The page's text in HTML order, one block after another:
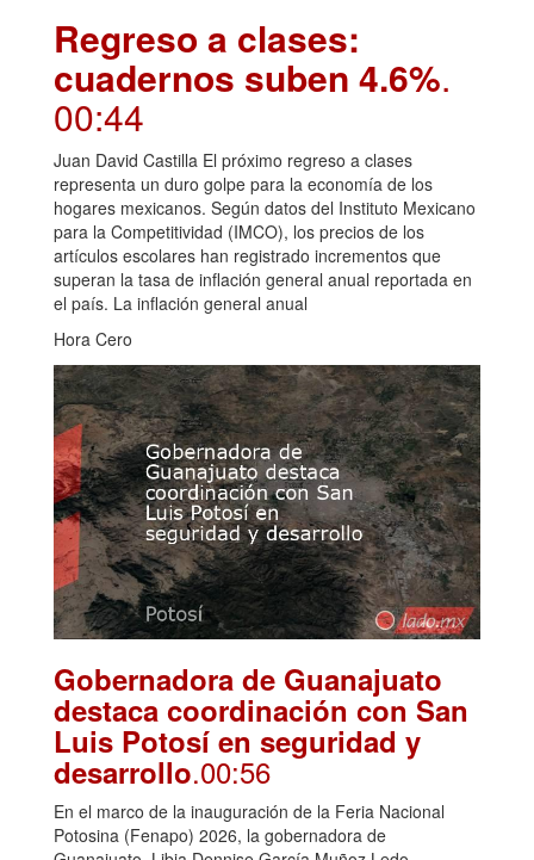
Regreso a clases:
cuadernos suben 4.6%.
00:44
Juan David Castilla El próximo regreso a clases
representa un duro golpe para la economía de los
hogares mexicanos. Según datos del Instituto Mexicano
para la Competitividad (IMCO), los precios de los
artículos escolares han registrado incrementos que
superan la tasa de inflación general anual reportada en
el país. La inflación general anual
Hora Cero
Gobernadora de Guanajuato
destaca coordinación con San
Luis Potosí en seguridad y
desarrollo.00:56
En el marco de la inauguración de la Feria Nacional
Potosina (Fenapo) 2026, la gobernadora de